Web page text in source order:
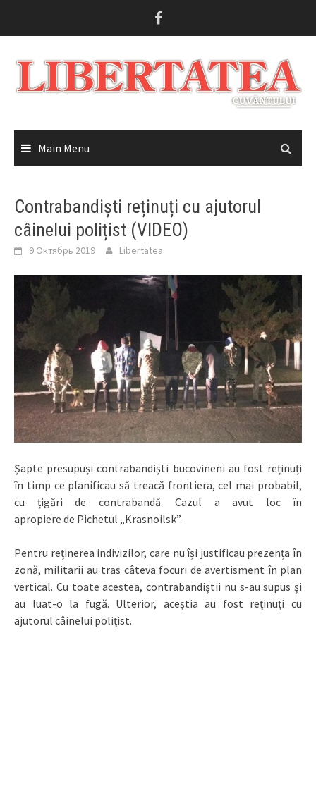
Main Menu
Contrabandiști reținuți cu ajutorul
câinelui polițist (VIDEO)
9 Октябрь 2019 Libertatea
Șapte presupuși contrabandiști bucovineni au fost reținuți
în timp ce planificau să treacă frontiera, cel mai probabil,
cu țigări de contrabandă. Cazul a avut loc în
apropiere de Pichetul „Krasnoilsk”.
Pentru reținerea indivizilor, care nu își justificau prezența în
zonă, militarii au tras câteva focuri de avertisment în plan
vertical. Cu toate acestea, contrabandiștii nu s-au supus și
au luat-o la fugă. Ulterior, aceștia au fost reținuți cu
ajutorul câinelui polițist.